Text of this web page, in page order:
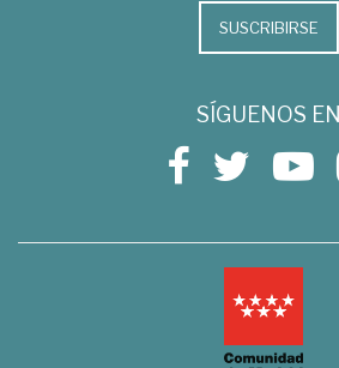
SUSCRIBIRSE
SÍGUENOS EN